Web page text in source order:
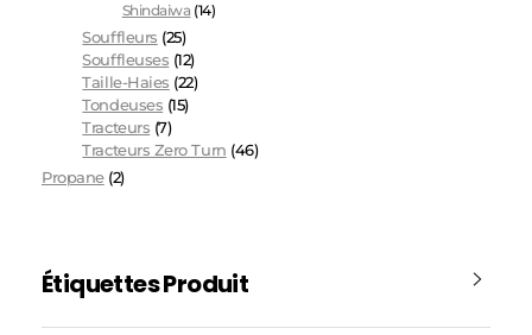
Shindaiwa (14)
Souffleurs (25)
Souffleuses (12)
Taille-Haies (22)
Tondeuses (15)
Tracteurs (7)
Tracteurs Zero Turn (46)
Propane (2)
Étiquettes Produit